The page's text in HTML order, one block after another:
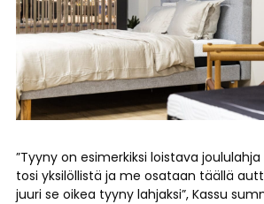
”Tyyny on esimerkiksi loistava
tosi yksilöllistä ja me osataan täällä
juuri se oikea tyyny lahjaksi”, Kassu